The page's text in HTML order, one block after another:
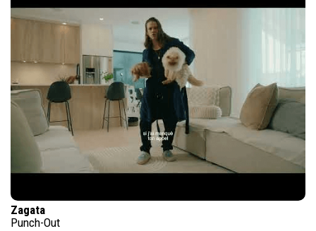
Zagata
Punch-Out